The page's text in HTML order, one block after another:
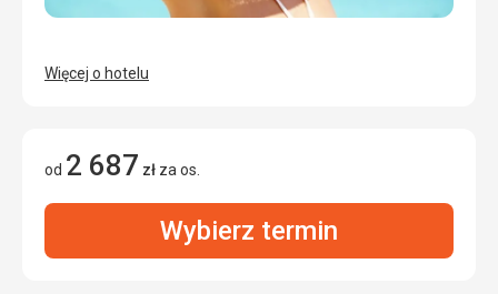
Więcej o hotelu
od 2 687 zł za os.
Wybierz termin